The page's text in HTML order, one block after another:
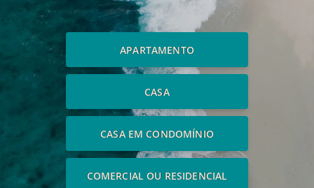
APARTAMENTO
CASA
CASA EM CONDOMÍNIO
COMERCIAL OU RESIDENCIAL